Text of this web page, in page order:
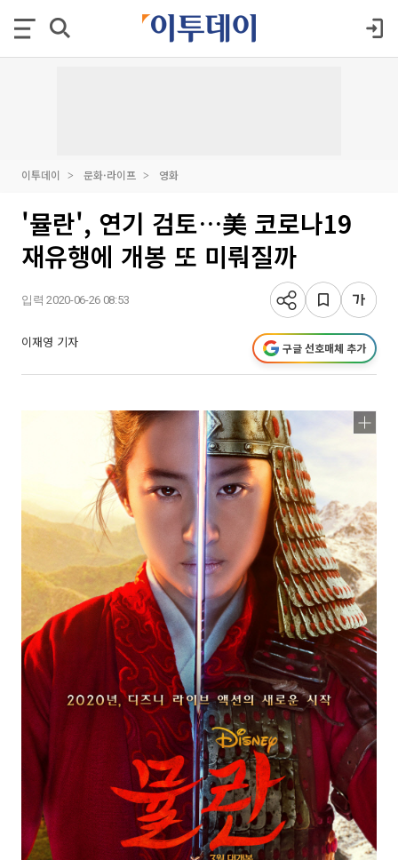
이투데이 문화·라이프 영화
'뮬란', 연기 검토…美 코로나19
재유행에 개봉 또 미뤄질까
입력 2020-06-26 08:53
이재영 기자 구글 선호매체 추가